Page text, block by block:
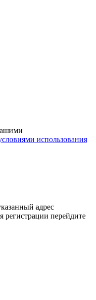
использования
адрес
регистрации перейдите